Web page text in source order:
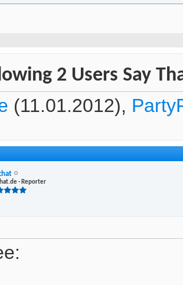
2 Users Say
(11.01.2012),
- Reporter